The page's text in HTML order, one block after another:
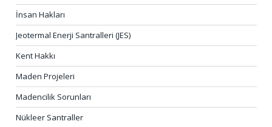
İnsan Hakları
Jeotermal Enerji Santralleri (JES)
Kent Hakkı
Maden Projeleri
Madencilik Sorunları
Nükleer Santraller